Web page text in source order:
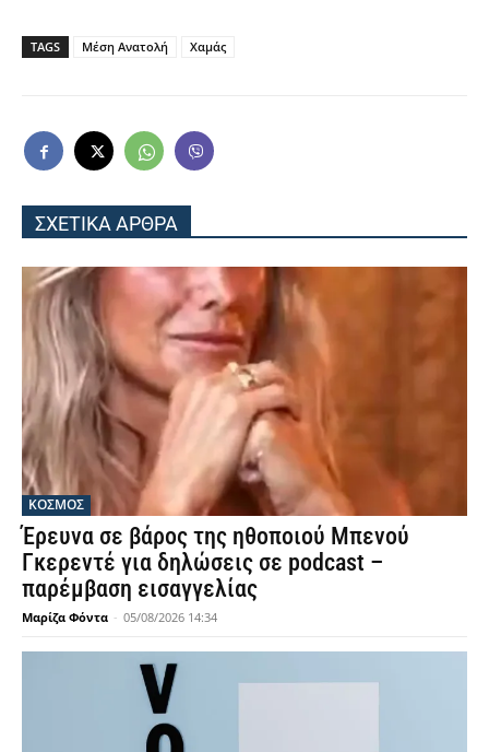
TAGS Μέση Ανατολή Χαμάς
ΣΧΕΤΙΚΑ ΑΡΘΡΑ
ΚΟΣΜΟΣ
Έρευνα σε βάρος της ηθοποιού Μπενού
Γκερεντέ για δηλώσεις σε podcast –
παρέμβαση εισαγγελίας
Μαρίζα Φόντα - 05/08/2026 14:34